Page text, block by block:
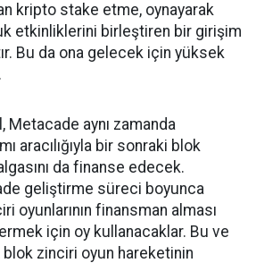
kripto stake etme, oynayarak
etkinliklerini birleştiren bir girişim
Bu da ona gelecek için yüksek
Metacade aynı zamanda
aracılığıyla bir sonraki blok
da finanse edecek.
geliştirme süreci boyunca
oyunlarının finansman alması
için oy kullanacaklar. Bu ve
zinciri oyun hareketinin